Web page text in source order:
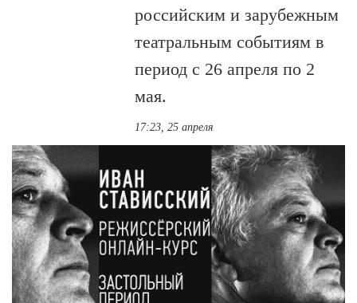
российским и зарубежным
театральным событиям в
период с 26 апреля по 2
мая.
17:23, 25 апреля